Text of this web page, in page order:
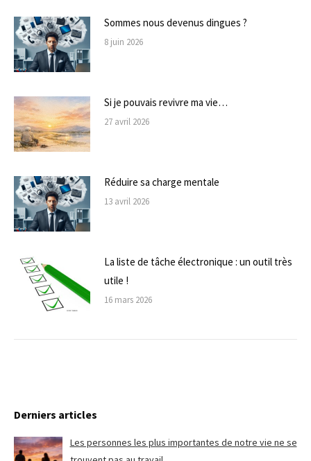
Sommes nous devenus dingues ?
8 juin 2026
Si je pouvais revivre ma vie…
27 avril 2026
Réduire sa charge mentale
13 avril 2026
La liste de tâche électronique : un outil très
utile !
16 mars 2026
Derniers articles
Les personnes les plus importantes de notre vie ne se